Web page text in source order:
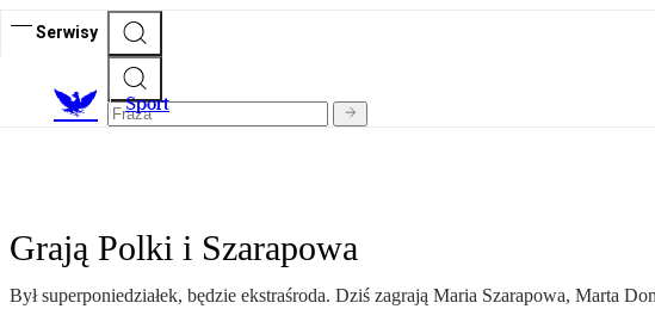
Serwisy
Sport
Grają Polki i Szarapowa
Był superponiedziałek, będzie ekstraśroda. Dziś zagrają Maria Szarapowa, Marta